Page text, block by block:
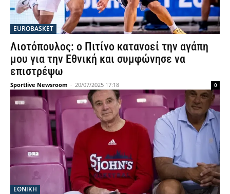
EUROBASKET
Λιοτόπουλος: ο Πιτίνο κατανοεί την αγάπη
μου για την Εθνική και συμφώνησε να
επιστρέψω
Sportlive Newsroom - 20/07/2025 17:18 0
ΕΘΝΙΚΉ